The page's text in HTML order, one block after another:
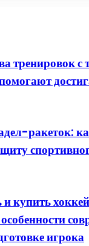
тренировок с
ракеток:
купить
игрока